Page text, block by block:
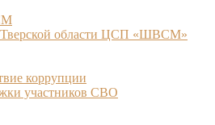
области ЦСП «ШВСМ»
коррупции
участников СВО